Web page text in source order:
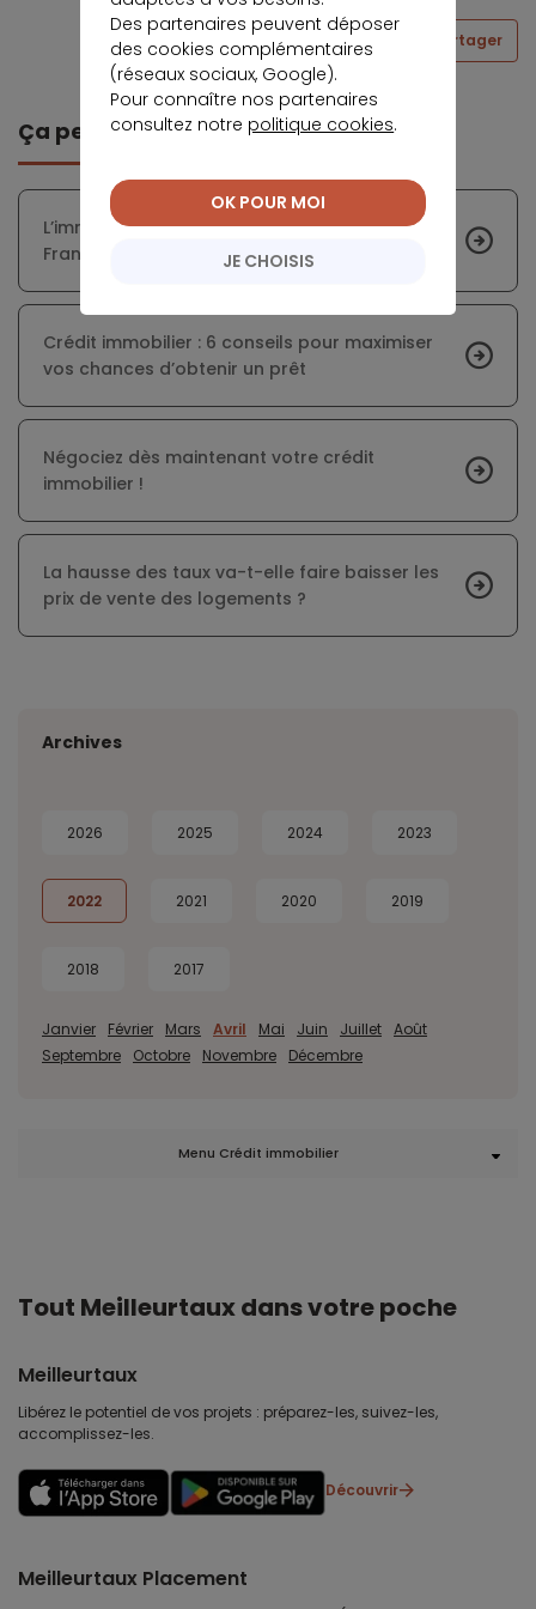
Partager
Ça peut vous intéresser
L’immobilier neuf perd son dynamisme en
France
Crédit immobilier : 6 conseils pour maximiser
vos chances d’obtenir un prêt
Négociez dès maintenant votre crédit
immobilier !
La hausse des taux va-t-elle faire baisser les
prix de vente des logements ?
Archives
2026 2025 2024 2023
2022 2021 2020 2019
2018 2017
Janvier Février Mars Avril Mai Juin Juillet Août
Septembre
Octobre Novembre Décembre
Menu Crédit immobilier
Tout Meilleurtaux dans votre poche
Meilleurtaux
Libérez le potentiel de vos projets : préparez-les, suivez-les,
accomplissez-les.
Découvrir
Meilleurtaux Placement
Des partenaires peuvent déposer
des cookies complémentaires
(réseaux sociaux, Google).
Pour connaître nos partenaires
consultez notre politique cookies.
JE CHOISIS
OK POUR MOI